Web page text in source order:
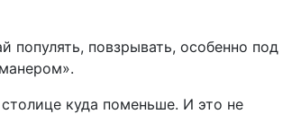
популять, повзрывать, особенно под
куда поменьше. И это не